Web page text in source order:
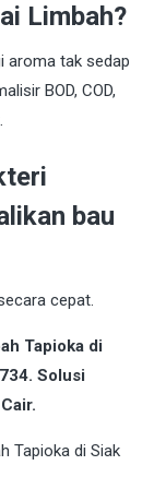
Limbah?
aroma tak sedap
BOD, COD,
bau
cepat.
Tapioka di
Solusi